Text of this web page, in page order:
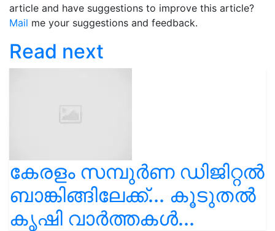
article and have suggestions to improve this article?
Mail me your suggestions and feedback.
Read next
കേരളം സമ്പുർണ ഡിജിറ്റൽ
ബാങ്കിങ്ങിലേക്ക്... കൂടുതൽ
കൃഷി വാർത്തകൾ...